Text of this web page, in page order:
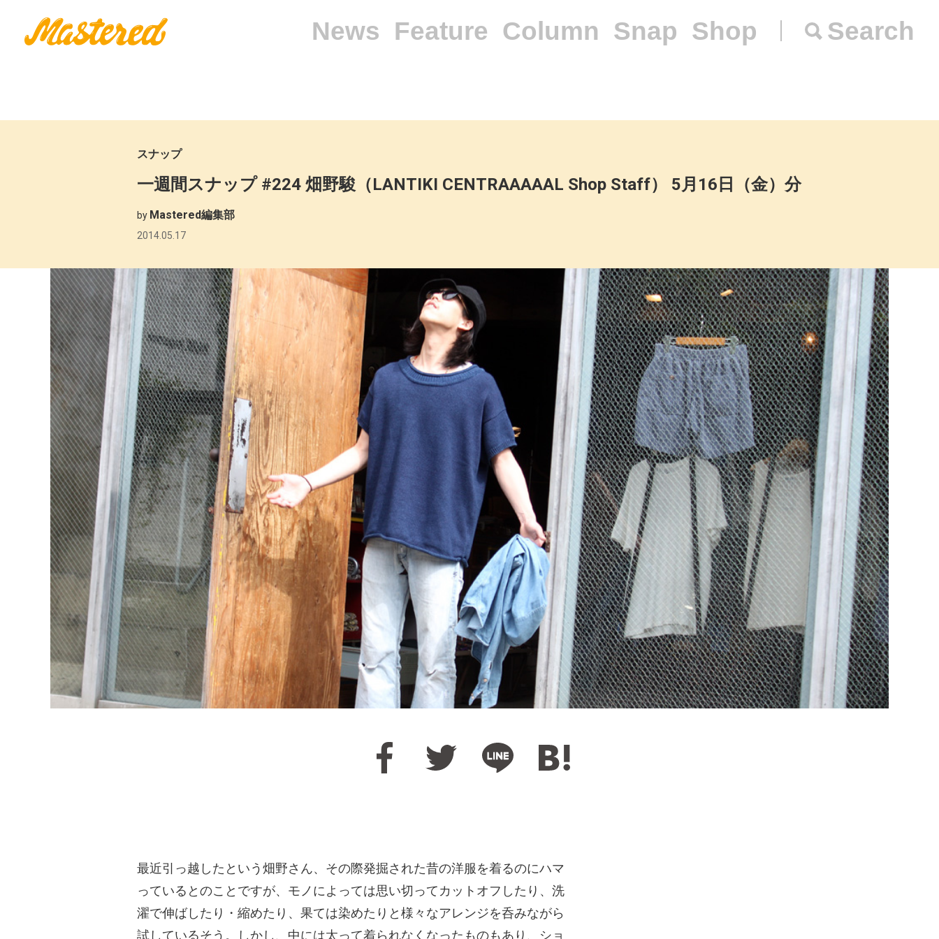
News Feature Column Snap Shop Search
スナップ
一週間スナップ #224 畑野駿（LANTIKI CENTRAAAAAL Shop Staff） 5月16日（金）分
by Mastered編集部
2014.05.17
最近引っ越したという畑野さん、その際発掘された昔の洋服を着るのにハマ
っているとのことですが、モノによっては思い切ってカットオフしたり、洗
濯で伸ばしたり・縮めたり、果ては染めたりと様々なアレンジを呑みながら
試しているそう。しかし、中には太って着られなくなったものもあり、ショ